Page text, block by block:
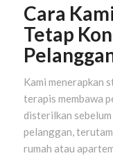
Cara
Tetap
Kami menerapkan
terapis membawa
disterilkan
pelanggan,
rumah atau